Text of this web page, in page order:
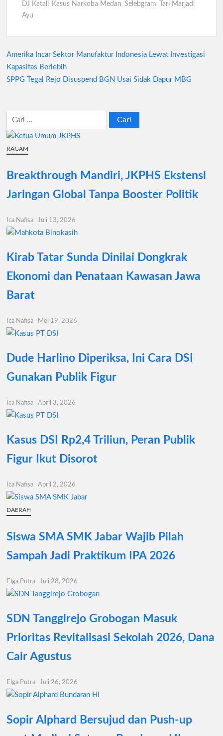
DJ Katali Kasus Narkoba Medan Selebgram
Tari Marjadi
Ayu
Navigasi
pos
Amerika Incar Sektor Manufaktur Indonesia Lewat Investigasi
Kapasitas Berlebih
SPPG Tegal Rejo Disuspend BGN Usai Sidak Dapur MBG
Cari
untuk:
RAGAM
Breakthrough Mandiri, JKPHS Ekstensi
Jaringan Global Tanpa Booster Politik
Ica Nafisa Juli 13, 2026
Kirab Tatar Sunda Dinilai Dongkrak
Ekonomi dan Penataan Kawasan Jawa
Barat
Ica Nafisa Mei 19, 2026
Dude Harlino Diperiksa, Ini Cara DSI
Gunakan Publik Figur
Ica Nafisa April 3, 2026
Kasus DSI Rp2,4 Triliun, Peran Publik
Figur Ikut Disorot
Ica Nafisa April 2, 2026
DAERAH
Siswa SMA SMK Jabar Wajib Pilah
Sampah Jadi Praktikum IPA 2026
Elga Putra Juli 28, 2026
SDN Tanggirejo Grobogan Masuk
Prioritas Revitalisasi Sekolah 2026, Dana
Cair Agustus
Elga Putra Juli 26, 2026
Sopir Alphard Bersujud dan Push-up